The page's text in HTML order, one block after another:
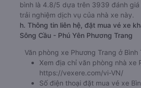
g. Review, đánh giá chất lượng xe
Nhà xe Phương Trang được đánh
bình là 4.8/5 dựa trên 3939 đánh giá
trải nghiệm dịch vụ của nhà xe này.
h. Thông tin liên hệ, đặt mua vé xe
Sông Cầu - Phú Yên Phương Trang